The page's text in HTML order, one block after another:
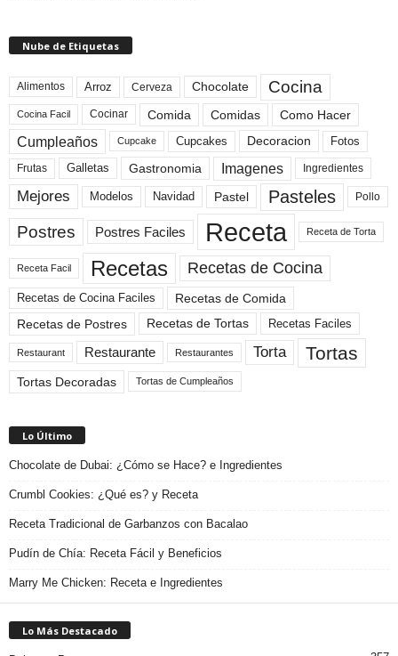
Nube de Etiquetas
Alimentos Arroz Cerveza Chocolate Cocina
Cocina Facil Cocinar Comida Comidas Como Hacer
Cumpleaños Cupcake Cupcakes Decoracion Fotos
Frutas Galletas Gastronomia Imagenes Ingredientes
Mejores Modelos Navidad Pastel Pasteles Pollo
Postres Postres Faciles Receta Receta de Torta
Receta Facil Recetas Recetas de Cocina
Recetas de Cocina Faciles
Recetas de Comida
Recetas de Postres
Recetas de Tortas Recetas Faciles
Restaurant Restaurante Restaurantes Torta Tortas
Tortas Decoradas Tortas de Cumpleaños
Lo Último
Chocolate de Dubai: ¿Cómo se Hace? e Ingredientes
Crumbl Cookies: ¿Qué es? y Receta
Receta Tradicional de Garbanzos con Bacalao
Pudín de Chía: Receta Fácil y Beneficios
Marry Me Chicken: Receta e Ingredientes
Lo Más Destacado